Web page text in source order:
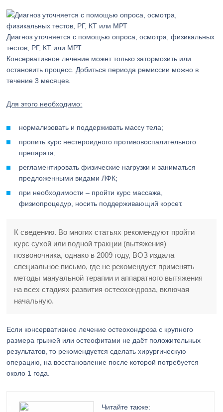
Диагноз уточняется с помощью опроса, осмотра, физикальных
тестов, РГ, КТ или МРТ
Консервативное лечение может только затормозить или
остановить процесс. Добиться периода ремиссии можно в
течение 3 месяцев.
Для этого необходимо:
нормализовать и поддерживать массу тела;
пропить курс нестероидного противовоспалительного
препарата;
регламентировать физические нагрузки и заниматься
предложенными видами ЛФК;
при необходимости – пройти курс массажа,
физиопроцедур, носить поддерживающий корсет.
К сведению. Во многих статьях рекомендуют пройти
курс сухой или водной тракции (вытяжения)
позвоночника, однако в 2009 году, ВОЗ издала
специальное письмо, где не рекомендует применять
методы мануальной терапии и аппаратного вытяжения
на всех стадиях развития остеохондроза, включая
начальную.
Если консервативное лечение остеохондроза с крупного
размера грыжей или остеофитами не даёт положительных
результатов, то рекомендуется сделать хирургическую
операцию, на восстановление после которой потребуется
около 1 года.
Читайте также: